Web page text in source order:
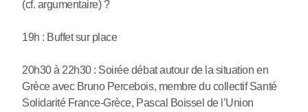
(cf. argumentaire) ?
19h : Buffet sur place
20h30 à 22h30 : Soirée débat autour de la situation en
Grèce avec Bruno Percebois, membre du collectif Santé
Solidarité France-Grèce, Pascal Boissel de l’Union